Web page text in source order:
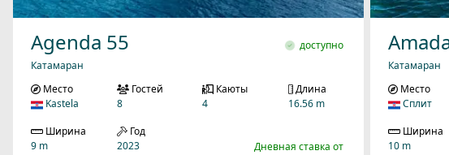
Agenda 55
Катамаран
доступно
Дневная ставка от
Место
Kastela
Гостей
8
Каюты
4
Длина
16.56 m
Ширина
9 m
Год
2023
Катамаран
Место
Сплит
Ширина
10 m